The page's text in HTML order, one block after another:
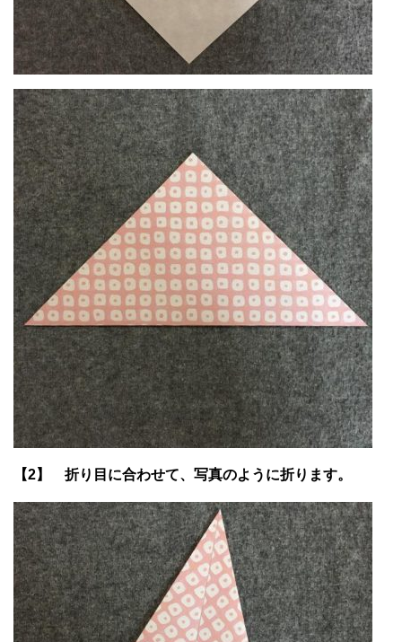
【2】 折り目に合わせて、写真のように折ります。